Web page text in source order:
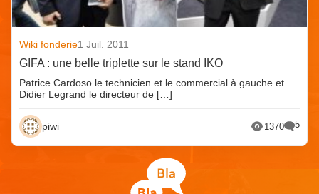
Wiki fonderie1 Juil. 2011
GIFA : une belle triplette sur le stand IKO
Patrice Cardoso le technicien et le commercial à gauche et
Didier Legrand le directeur de […]
piwi 1370 5